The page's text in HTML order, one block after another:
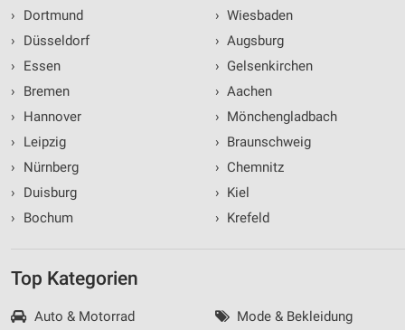
›
Dortmund
›
Düsseldorf
›
Essen
›
Bremen
›
Hannover
›
Leipzig
›
Nürnberg
›
Duisburg
›
Bochum
› Wiesbaden
› Augsburg
› Gelsenkirchen
› Aachen
› Mönchengladbach
› Braunschweig
› Chemnitz
› Kiel
› Krefeld
Top Kategorien
Auto & Motorrad
Mode & Bekleidung